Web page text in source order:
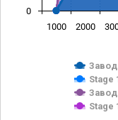
Stage
Stage
1000 2000
0